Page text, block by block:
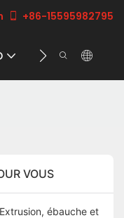
+86-15595982795
Contacter
VOUS
Extrusion, ébauche et